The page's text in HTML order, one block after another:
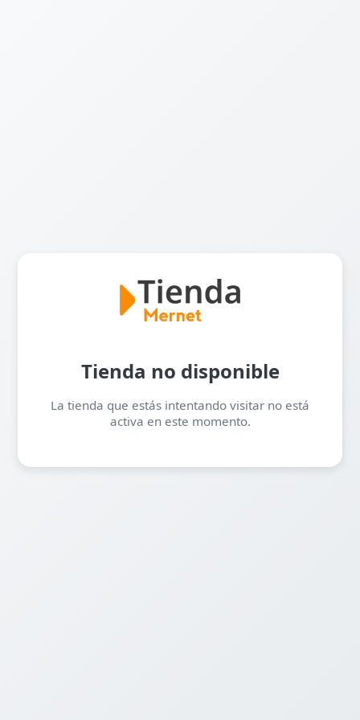
Tienda no disponible
La tienda que estás intentando visitar no está
activa en este momento.